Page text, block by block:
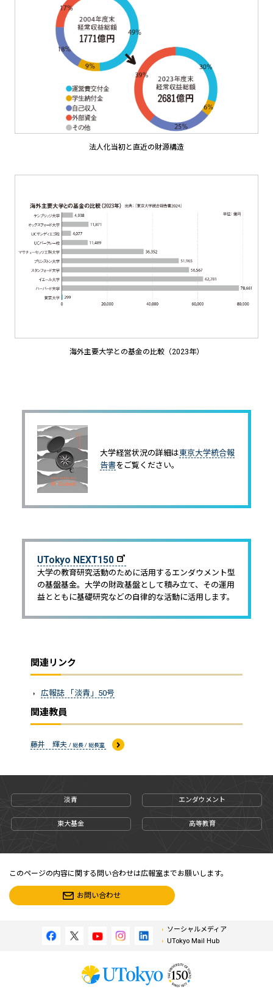
法人化当初と直近の財源構造
海外主要大学との基金の比較（2023年）
大学経営状況の詳細は東京大学統合報
告書をご覧ください。
UTokyo NEXT150
大学の教育研究活動のために活用するエンダウメント型
の基盤基金。大学の財政基盤として積み立て、その運用
益とともに基礎研究などの自律的な活動に活用します。
関連リンク
広報誌 「淡青」50号
関連教員
藤井 輝夫 / 総長 / 総長室
淡青 エンダウメント
東大基金 高等教育
このページの内容に関する問い合わせは広報室までお願いします。
お問い合わせ
ソーシャルメディア
UTokyo Mail Hub